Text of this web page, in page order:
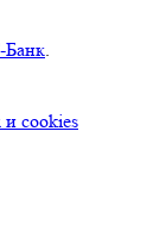
Банк
cookies